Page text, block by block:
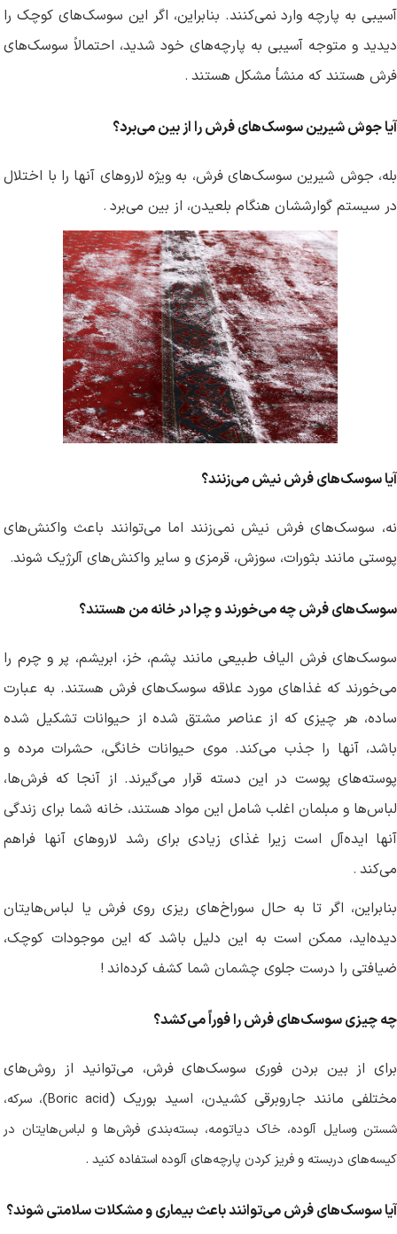
آسیبی به پارچه وارد نمی‌کنند. بنابراین، اگر این سوسک‌های کوچک را
دیدید و متوجه آسیبی به پارچه‌های خود شدید، احتمالاً سوسک‌های
فرش هستند که منشأ مشکل هستند .
آیا جوش شیرین سوسک‌های فرش را از بین می‌برد؟
بله، جوش شیرین سوسک‌های فرش، به ویژه لاروهای آنها را با اختلال
در سیستم گوارششان هنگام بلعیدن، از بین می‌برد .
آیا سوسک‌های فرش نیش می‌زنند؟
نه، سوسک‌های فرش نیش نمی‌زنند اما می‌توانند باعث واکنش‌های
پوستی مانند بثورات، سوزش، قرمزی و سایر واکنش‌های آلرژیک شوند.
سوسک‌های فرش چه می‌خورند و چرا در خانه من هستند؟
سوسک‌های فرش الیاف طبیعی مانند پشم، خز، ابریشم، پر و چرم را
می‌خورند که غذاهای مورد علاقه سوسک‌های فرش هستند. به عبارت
ساده، هر چیزی که از عناصر مشتق شده از حیوانات تشکیل شده
باشد، آنها را جذب می‌کند. موی حیوانات خانگی، حشرات مرده و
پوسته‌های پوست در این دسته قرار می‌گیرند. از آنجا که فرش‌ها،
لباس‌ها و مبلمان اغلب شامل این مواد هستند، خانه شما برای زندگی
آنها ایده‌آل است زیرا غذای زیادی برای رشد لاروهای آنها فراهم
می‌کند .
بنابراین، اگر تا به حال سوراخ‌های ریزی روی فرش یا لباس‌هایتان
دیده‌اید، ممکن است به این دلیل باشد که این موجودات کوچک،
ضیافتی را درست جلوی چشمان شما کشف کرده‌اند !
چه چیزی سوسک‌های فرش را فوراً می‌کشد؟
برای از بین بردن فوری سوسک‌های فرش، می‌توانید از روش‌های
مختلفی مانند جاروبرقی کشیدن، اسید بوریک (Boric acid)، سرکه،
شستن وسایل آلوده، خاک دیاتومه، بسته‌بندی فرش‌ها و لباس‌هایتان در
کیسه‌های دربسته و فریز کردن پارچه‌های آلوده استفاده کنید .
آیا سوسک‌های فرش می‌توانند باعث بیماری و مشکلات سلامتی شوند؟